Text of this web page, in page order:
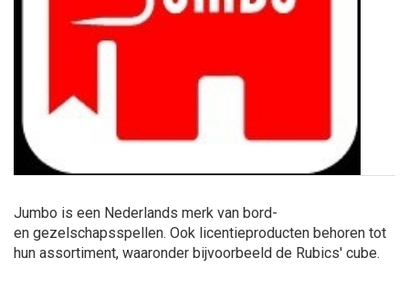
Jumbo is een Nederlands merk van bord-
en gezelschapsspellen. Ook licentieproducten behoren tot
hun assortiment, waaronder bijvoorbeeld de Rubics' cube.